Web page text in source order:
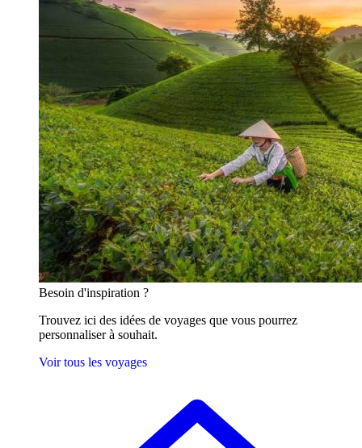
Besoin d'inspiration ?
Trouvez ici des idées de voyages que vous pourrez
personnaliser à souhait.
Voir tous les voyages